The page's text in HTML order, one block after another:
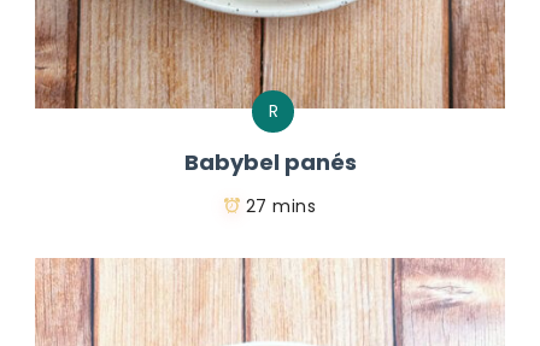
R
Babybel panés
27 mins